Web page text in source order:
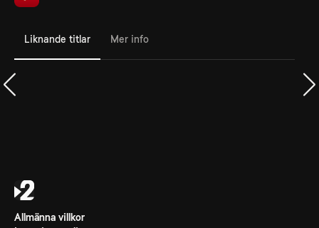
Liknande titlar Mer info
Allmänna villkor